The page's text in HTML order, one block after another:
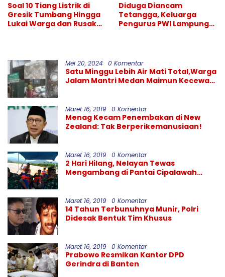
Soal 10 Tiang Listrik di
Gresik Tumbang Hingga
Lukai Warga dan Rusak
Diduga Diancam
Tetangga, Keluarga
Pengurus PWI Lampung
Mei 20, 2024 0 Komentar
Satu Minggu Lebih Air Mati Total,Warga
Jalam Mantri Medan Maimun Kecewa
Maret 16, 2019 0 Komentar
Menag Kecam Penembakan di New
Zealand: Tak Berperikemanusiaan!
Maret 16, 2019 0 Komentar
2 Hari Hilang, Nelayan Tewas
Mengambang di Pantai Cipalawah
Maret 16, 2019 0 Komentar
14 Tahun Terbunuhnya Munir, Polri
Didesak Bentuk Tim Khusus
Maret 16, 2019 0 Komentar
Prabowo Resmikan Kantor DPD
Gerindra di Banten